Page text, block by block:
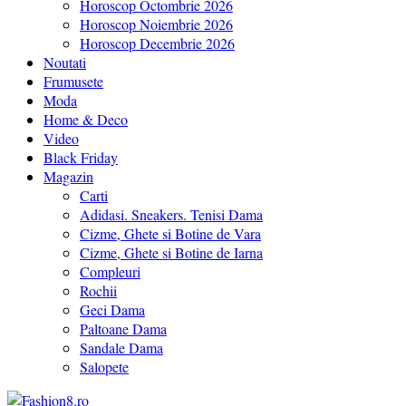
Horoscop Octombrie 2026
Horoscop Noiembrie 2026
Horoscop Decembrie 2026
Noutati
Frumusete
Moda
Home & Deco
Video
Black Friday
Magazin
Carti
Adidasi. Sneakers. Tenisi Dama
Cizme, Ghete si Botine de Vara
Cizme, Ghete si Botine de Iarna
Compleuri
Rochii
Geci Dama
Paltoane Dama
Sandale Dama
Salopete